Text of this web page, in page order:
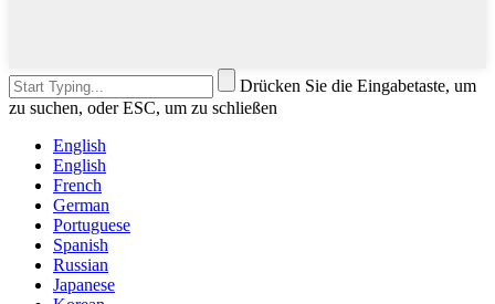
Drücken Sie die Eingabetaste, um
zu suchen, oder ESC, um zu schließen
English
English
French
German
Portuguese
Spanish
Russian
Japanese